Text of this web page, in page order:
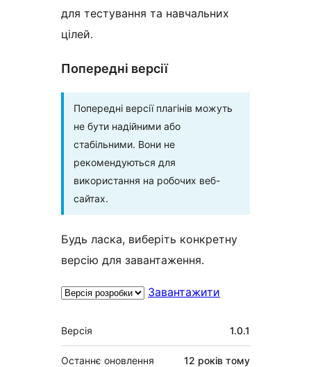
для тестування та навчальних
цілей.
Попередні версії
Попередні версії плагінів можуть
не бути надійними або
стабільними. Вони не
рекомендуються для
використання на робочих веб-
сайтах.
Будь ласка, виберіть конкретну
версію для завантаження.
Завантажити
Мета
Версія 1.0.1
Останнє оновлення 12 років тому